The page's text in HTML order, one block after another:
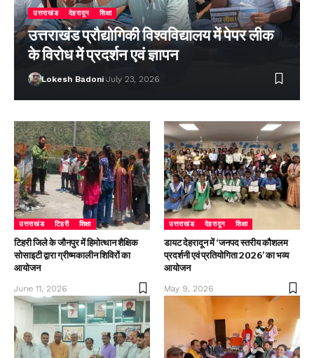
उत्तराखंड देहरादून शिक्षा
उत्तराखंड प्रौद्योगिकी विश्वविद्यालय में पेपर लीक
के विरोध में प्रदर्शन एवं ज्ञापन
Lokesh Badoni July 23, 2026
उत्तराखंड टिहरी शिक्षा
टिहरी जिले के जौनपुर में हिमोत्थान शैक्षिक
सोसाइटी द्वारा ग्रीष्मकालीन शिविरों का
आयोजन
June 11, 2026
उत्तराखंड देहरादून शिक्षा
डायट देहरादून में ‘जनपद स्तरीय कौशलम
प्रदर्शनी एवं प्रतियोगिता 2026’ का भव्य
आयोजन
May 9, 2026